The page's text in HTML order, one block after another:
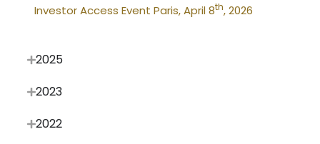
Investor Access Event Paris, April 8th, 2026
2025
2023
2022